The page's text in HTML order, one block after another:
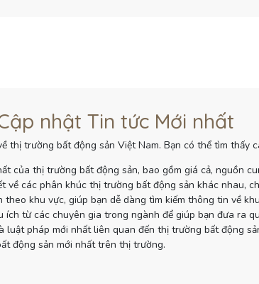
nhật Tin tức Mới nhất
trường bất động sản Việt Nam. Bạn có thể tìm thấy
của thị trường bất động sản, bao gồm giá cả, nguồn
các phân khúc thị trường bất động sản khác nhau,
khu vực, giúp bạn dễ dàng tìm kiếm thông tin về
từ các chuyên gia trong ngành để giúp bạn đưa ra
pháp mới nhất liên quan đến thị trường bất động
động sản mới nhất trên thị trường.